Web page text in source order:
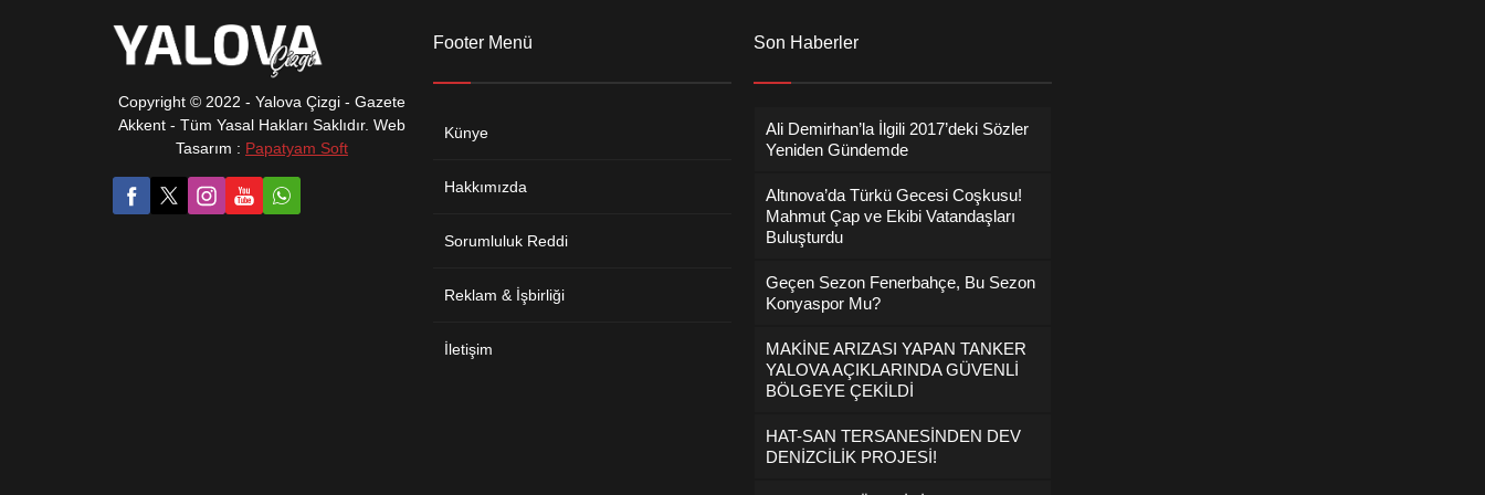
Copyright © 2022 - Yalova Çizgi - Gazete
Akkent - Tüm Yasal Hakları Saklıdır. Web
Tasarım : Papatyam Soft
Footer Menü
Künye
Hakkımızda
Sorumluluk Reddi
Reklam & İşbirliği
İletişim
Son Haberler
Ali Demirhan’la İlgili 2017’deki Sözler
Yeniden Gündemde
Altınova’da Türkü Gecesi Coşkusu!
Mahmut Çap ve Ekibi Vatandaşları
Buluşturdu
Geçen Sezon Fenerbahçe, Bu Sezon
Konyaspor Mu?
MAKİNE ARIZASI YAPAN TANKER
YALOVA AÇIKLARINDA GÜVENLİ
BÖLGEYE ÇEKİLDİ
HAT-SAN TERSANESİNDEN DEV
DENİZCİLİK PROJESİ!